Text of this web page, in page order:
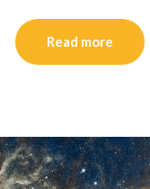
Read more